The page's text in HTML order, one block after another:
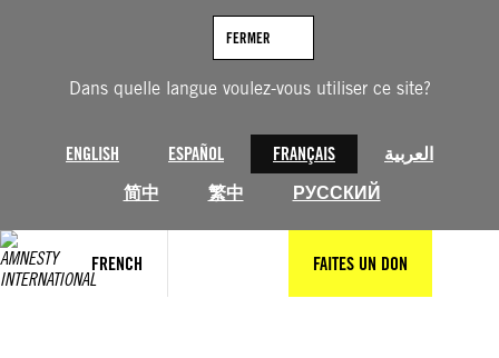
Dans quelle langue voulez-vous utiliser ce site?
ENGLISH ESPAÑOL FRANÇAIS
العربية
简中
繁中 РУССКИЙ
FERMER
FRENCH FAITES UN DON